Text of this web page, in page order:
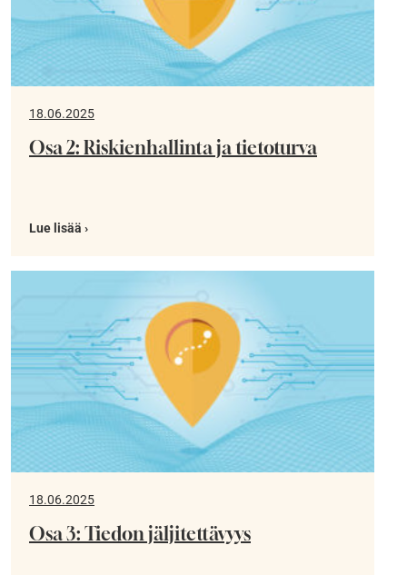
18.06.2025
Osa 2: Riskienhallinta ja tietoturva
Lue lisää ›
18.06.2025
Osa 3: Tiedon jäljitettävyys